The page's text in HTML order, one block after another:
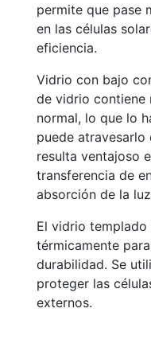
permite que pase
en las células
eficiencia.
Vidrio con bajo
de vidrio contiene
normal, lo que lo
puede
resulta ventajoso
transferencia de
absorción de la
El vidrio
térmicamente
durabilidad. Se
proteger las
externos.